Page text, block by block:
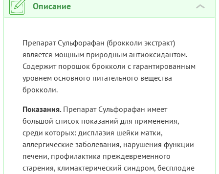
Описание ›
Препарат Сульфорафан (брокколи экстракт)
является мощным природным антиоксидантом.
Содержит порошок брокколи с гарантированным
уровнем основного питательного вещества
брокколи.
Показания. Препарат Сульфорафан имеет
большой список показаний для применения,
среди которых: дисплазия шейки матки,
аллергические заболевания, нарушения функции
печени, профилактика преждевременного
старения, климактерический синдром, бесплодие